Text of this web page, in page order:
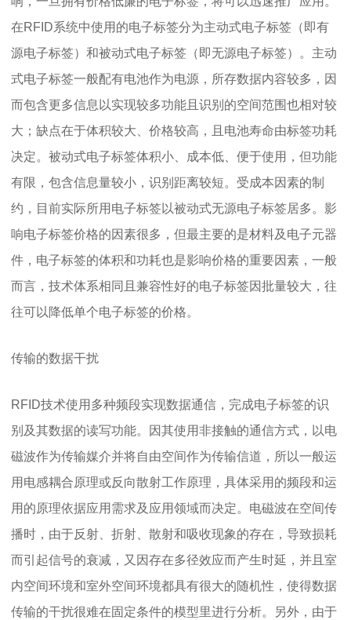
在RFID系统中使用的电子标签分为主动式电子标签（即有
源电子标签）和被动式电子标签（即无源电子标签）。主动
式电子标签一般配有电池作为电源，所存数据内容较多，因
而包含更多信息以实现较多功能且识别的空间范围也相对较
大；缺点在于体积较大、价格较高，且电池寿命由标签功耗
决定。被动式电子标签体积小、成本低、便于使用，但功能
有限，包含信息量较小，识别距离较短。受成本因素的制
约，目前实际所用电子标签以被动式无源电子标签居多。影
响电子标签价格的因素很多，但最主要的是材料及电子元器
件，电子标签的体积和功耗也是影响价格的重要因素，一般
而言，技术体系相同且兼容性好的电子标签因批量较大，往
往可以降低单个电子标签的价格。
传输的数据干扰
RFID技术使用多种频段实现数据通信，完成电子标签的识
别及其数据的读写功能。因其使用非接触的通信方式，以电
磁波作为传输媒介并将自由空间作为传输信道，所以一般运
用电感耦合原理或反向散射工作原理，具体采用的频段和运
用的原理依据应用需求及应用领域而决定。电磁波在空间传
播时，由于反射、折射、散射和吸收现象的存在，导致损耗
而引起信号的衰减，又因存在多径效应而产生时延，并且室
内空间环境和室外空间环境都具有很大的随机性，使得数据
传输的干扰很难在固定条件的模型里进行分析。另外，由于